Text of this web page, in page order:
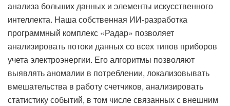
анализа больших данных и элементы искусственного
интеллекта. Наша собственная ИИ-разработка
программный комплекс «Радар» позволяет
анализировать потоки данных со всех типов приборов
учета электроэнергии. Его алгоритмы позволяют
выявлять аномалии в потреблении, локализовывать
вмешательства в работу счетчиков, анализировать
статистику событий, в том числе связанных с внешним